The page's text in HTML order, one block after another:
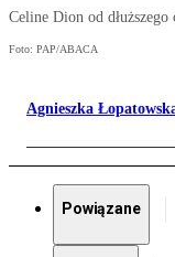
Celine Dion od dłuższego
Foto: PAP/ABACA
Agnieszka
Powiązane